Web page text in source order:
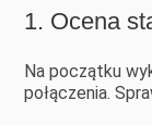
1. Ocena
Na początku
połączenia.